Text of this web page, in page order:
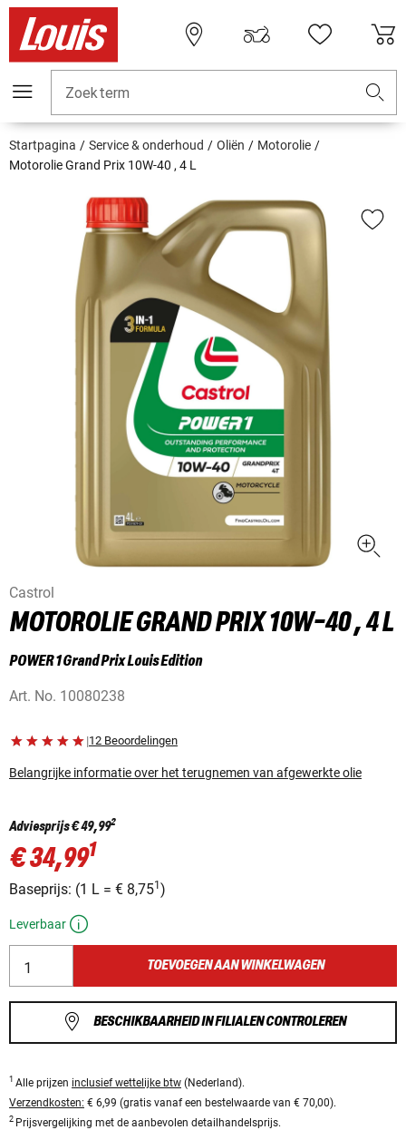
Zoekterm
Startpagina Service & onderhoud Oliën
Motorolie
Motorolie Grand Prix 10W-40 , 4 L
Castrol
MOTOROLIE GRAND PRIX 10W-40 , 4 L
POWER 1 Grand Prix Louis Edition
Art. No. 10080238
|12 Beoordelingen
Belangrijke informatie over het terugnemen van afgewerkte olie
Adviesprijs€ 49,992
€ 34,991
Baseprijs: (1 L = € 8,751 )
Leverbaar
TOEVOEGEN AAN WINKELWAGEN
BESCHIKBAARHEID IN FILIALEN CONTROLEREN
1 Alle prijzen inclusief wettelijke btw (Nederland).
Verzendkosten: € 6,99 (gratis vanaf een bestelwaarde van € 70,00).
2 Prijsvergelijking met de aanbevolen detailhandelsprijs.